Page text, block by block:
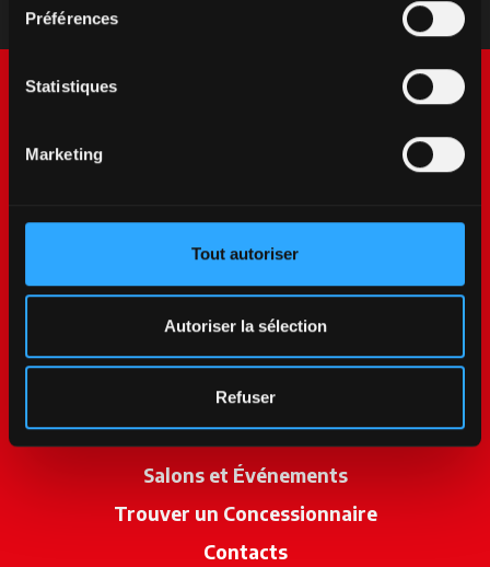
Préférences
Statistiques
Marketing
Tout autoriser
Autoriser la sélection
Refuser
Produits
Services
Promotions
Actualités
Salons et Événements
Trouver un Concessionnaires’ouvre
Contacts